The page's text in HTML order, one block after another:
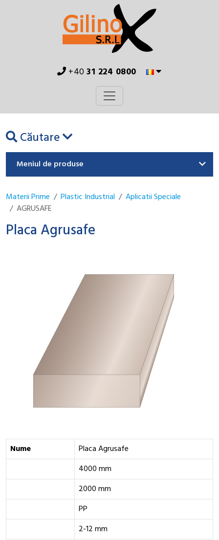
+4031 224 0800
Căutare
Meniul de produse
Materii Prime Plastic Industrial
Aplicatii Speciale
AGRUSAFE
Placa Agrusafe
Nume
Placa Agrusafe
4000 mm
2000 mm
PP
2-12 mm